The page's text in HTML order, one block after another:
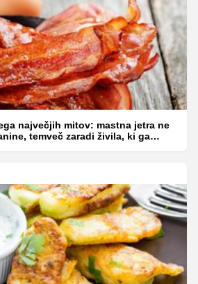
največjih mitov: mastna jetra ne
temveč zaradi živila, ki ga